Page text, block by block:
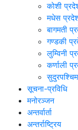
कोशी
मधेस
बागमती
गण्डकी
लुम्विनी
कर्णाली
सूचना-प्रविधि
मनोरञ्जन
अन्तर्वार्ता
अन्तर्राष्ट्रिय